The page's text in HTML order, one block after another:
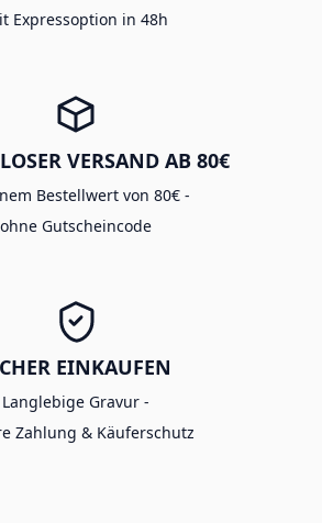
Expressoption in 48h
VERSAND AB 80€
Bestellwert von 80€ -
ohne Gutscheincode
EINKAUFEN
Langlebige Gravur -
Zahlung & Käuferschutz